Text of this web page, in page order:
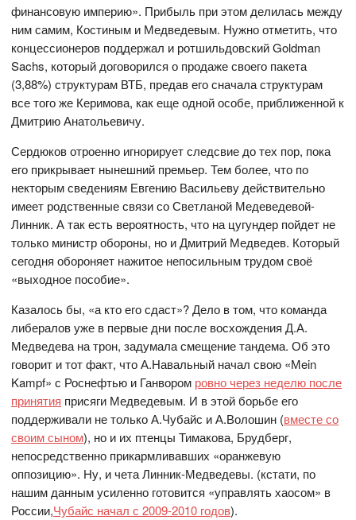
финансовую империю». Прибыль при этом делилась между
ним самим, Костиным и Медведевым. Нужно отметить, что
концессионеров поддержал и ротшильдовский Goldman
Sachs, который договорился о продаже своего пакета
(3,88%) структурам ВТБ, предав его сначала структурам
все того же Керимова, как еще одной особе, приближенной к
Дмитрию Анатольевичу.
Сердюков отроенно игнорирует следсвие до тех пор, пока
его прикрывает нынешний премьер. Тем более, что по
некторым сведениям Евгению Васильеву действительно
имеет родственные связи со Светланой Медеведевой-
Линник. А так есть вероятность, что на цугундер пойдет не
только министр обороны, но и Дмитрий Медведев. Который
сегодня обороняет нажитое непосильным трудом своё
«выходное пособие».
Казалось бы, «а кто его сдаст»? Дело в том, что команда
либералов уже в первые дни после восхождения Д.А.
Медведева на трон, задумала смещение тандема. Об это
говорит и тот факт, что А.Навальный начал свою «Мein
Kampf» с Роснефтью и Ганвором ровно через неделю после
принятия присяги Медведевым. И в этой борьбе его
поддерживали не только А.Чубайс и А.Волошин (вместе со
своим сыном), но и их птенцы Тимакова, Брудберг,
непосредственно прикармливавших «оранжевую
оппозицию». Ну, и чета Линник-Медведевы. (кстати, по
нашим данным усиленно готовится «управлять хаосом» в
России,Чубайс начал с 2009-2010 годов).